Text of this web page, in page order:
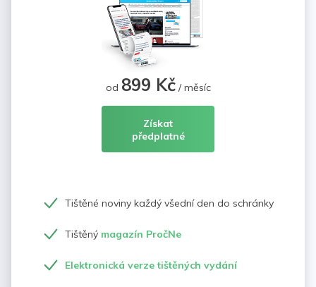
od 899 Kč/ měsíc
Získat
předplatné
Tištěné noviny každý všední den do schránky
Tištěný magazín PročNe
Elektronická verze tištěných vydání